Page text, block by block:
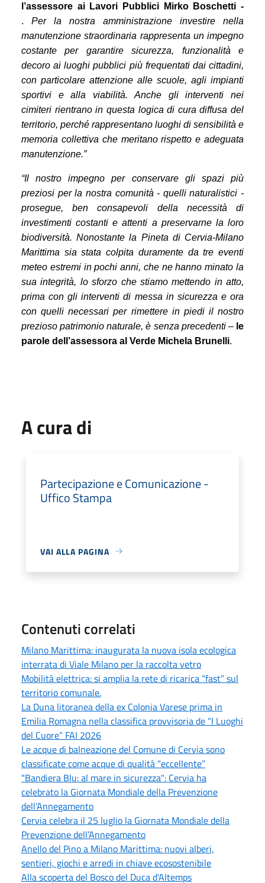
l’assessore ai Lavori Pubblici Mirko Boschetti -
. Per la nostra amministrazione investire nella
manutenzione straordinaria rappresenta un impegno
costante per garantire sicurezza, funzionalità e
decoro ai luoghi pubblici più frequentati dai cittadini,
con particolare attenzione alle scuole, agli impianti
sportivi e alla viabilità. Anche gli interventi nei
cimiteri rientrano in questa logica di cura diffusa del
territorio, perché rappresentano luoghi di sensibilità e
memoria collettiva che meritano rispetto e adeguata
manutenzione.”
“Il nostro impegno per conservare gli spazi più
preziosi per la nostra comunità - quelli naturalistici -
prosegue, ben consapevoli della necessità di
investimenti costanti e attenti a preservarne la loro
biodiversità. Nonostante la Pineta di Cervia-Milano
Marittima sia stata colpita duramente da tre eventi
meteo estremi in pochi anni, che ne hanno minato la
sua integrità, lo sforzo che stiamo mettendo in atto,
prima con gli interventi di messa in sicurezza e ora
con quelli necessari per rimettere in piedi il nostro
prezioso patrimonio naturale, è senza precedenti– le
parole dell’assessora al Verde Michela Brunelli.
A cura di
Partecipazione e Comunicazione -
Uffico Stampa
VAI ALLA PAGINA
Contenuti correlati
Milano Marittima: inaugurata la nuova isola ecologica
interrata di Viale Milano per la raccolta vetro
Mobilità elettrica: si amplia la rete di ricarica “fast” sul
territorio comunale.
La Duna litoranea della ex Colonia Varese prima in
Emilia Romagna nella classifica provvisoria de “I Luoghi
del Cuore” FAI 2026
Le acque di balneazione del Comune di Cervia sono
classificate come acque di qualità “eccellente”
"Bandiera Blu: al mare in sicurezza": Cervia ha
celebrato la Giornata Mondiale della Prevenzione
dell’Annegamento
Cervia celebra il 25 luglio la Giornata Mondiale della
Prevenzione dell’Annegamento
Anello del Pino a Milano Marittima: nuovi alberi,
sentieri, giochi e arredi in chiave ecosostenibile
Alla scoperta del Bosco del Duca d'Altemps